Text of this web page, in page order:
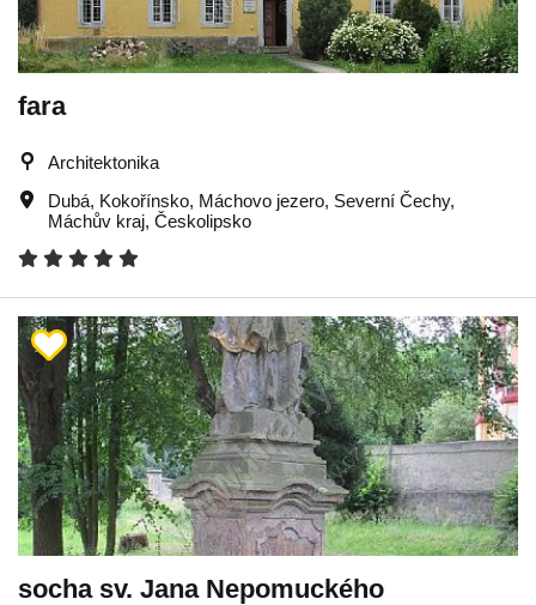
fara
Architektonika
Dubá, Kokořínsko, Máchovo jezero, Severní Čechy,
Máchův kraj, Českolipsko
socha sv. Jana Nepomuckého